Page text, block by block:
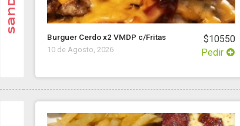
Burguer Cerdo x2 VMDP c/Fritas $10550
10 de Agosto, 2026 Pedir